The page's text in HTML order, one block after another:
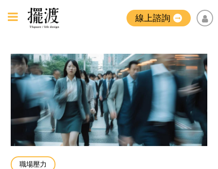
線上諮詢
職場壓力